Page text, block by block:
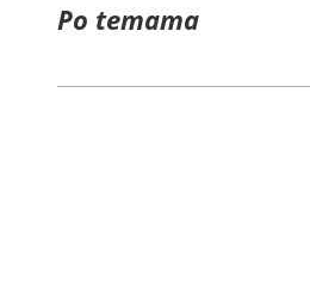
Po temama